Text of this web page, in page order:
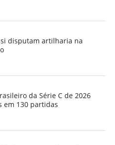
disputam artilharia na
da Série C de 2026
em 130 partidas